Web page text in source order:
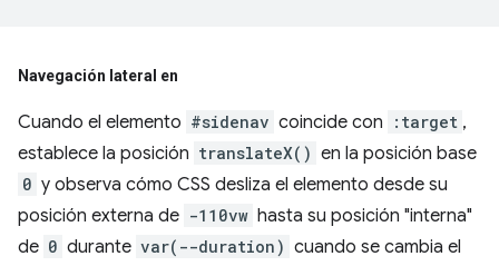
Navegación lateral en
Cuando el elemento #sidenav coincide con :target ,
establece la posición translateX() en la posición base
0 y observa cómo CSS desliza el elemento desde su
posición externa de -110vw hasta su posición "interna"
de 0 durante var(--duration) cuando se cambia el